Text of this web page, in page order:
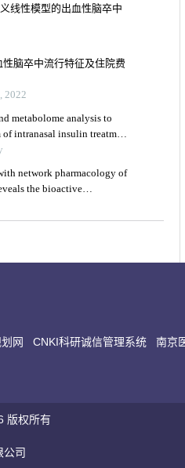
线性模型的出血性脑卒中
脑卒中流行特征及住院费
2022
metabolome analysis to
intranasal insulin treatment
network pharmacology of
the bioactive
and its angiogenic
brain injury
网 CNKI科研诚信管理系统 南京
版权所有
公司